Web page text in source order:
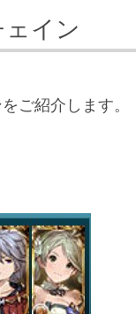
イン
ご紹介します。